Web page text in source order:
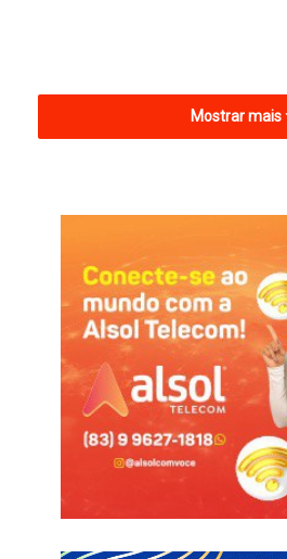
Os cursos serão oferecidos por
Associação dos Quilombos da
Associação de Promoção do
São eles: Artes Visuais (com foco
local); Artesanato e Identidade
Embelezamento (cabelo e unha);
Artificial para Jovens. Em todos os
Mostrar mais